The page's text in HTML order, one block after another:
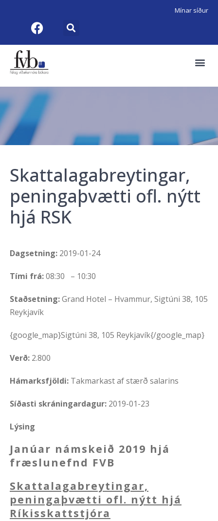
Mínar síður
Skattalagabreytingar,
peningaþvætti ofl. nýtt
hjá RSK
Dagsetning: 2019-01-24
Tími frá:08:30 – 10:30
Staðsetning:Grand Hotel – Hvammur, Sigtúni 38, 105
Reykjavík
{google_map}Sigtúni 38, 105 Reykjavík{/google_map}
Verð: 2.800
Hámarksfjöldi: Takmarkast af stærð salarins
Síðasti skráningardagur: 2019-01-23
Lýsing
Janúar námskeið 2019 hjá
fræslunefnd FVB
Skattalagabreytingar,
peningaþvætti ofl. nýtt hjá
Ríkisskattstjóra